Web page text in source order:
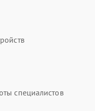
специалистов